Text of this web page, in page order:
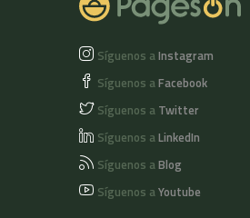
Síguenos aInstagram
Síguenos aFacebook
Síguenos a Twitter
Síguenos aLinkedIn
Síguenos aBlog
Síguenos aYoutube